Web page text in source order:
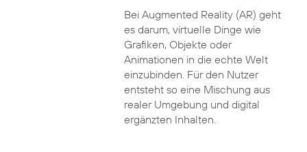
Bei Augmented Reality (AR) geht
es darum, virtuelle Dinge wie
Grafiken, Objekte oder
Animationen in die echte Welt
einzubinden. Für den Nutzer
entsteht so eine Mischung aus
realer Umgebung und digital
ergänzten Inhalten.